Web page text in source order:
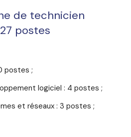
de technicien
postes
postes ;
logiciel : 4 postes ;
et réseaux : 3 postes ;